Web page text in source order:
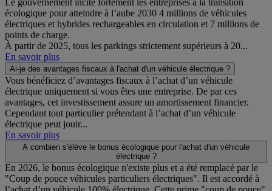
Le gouvernement incite fortement les entreprises à la transition
écologique pour atteindre à l’aube 2030 4 millions de véhicules
électriques et hybrides rechargeables en circulation et 7 millions de
points de charge.
À partir de 2025, tous les parkings strictement supérieurs à 20...
En savoir plus
Ai-je des avantages fiscaux à l'achat d'un véhicule électrique ?
Vous bénéficiez d’avantages fiscaux à l’achat d’un véhicule
électrique uniquement si vous êtes une entreprise. De par ces
avantages, cet investissement assure un amortissement financier.
Cependant tout particulier prétendant à l’achat d’un véhicule
électrique peut jouir...
En savoir plus
A combien s'élève le bonus écologique pour l'achat d'un véhicule
électrique ?
En 2026, le bonus écologique n'existe plus et a été remplacé par le
"Coup de pouce véhicules particuliers électriques". Il est accordé à